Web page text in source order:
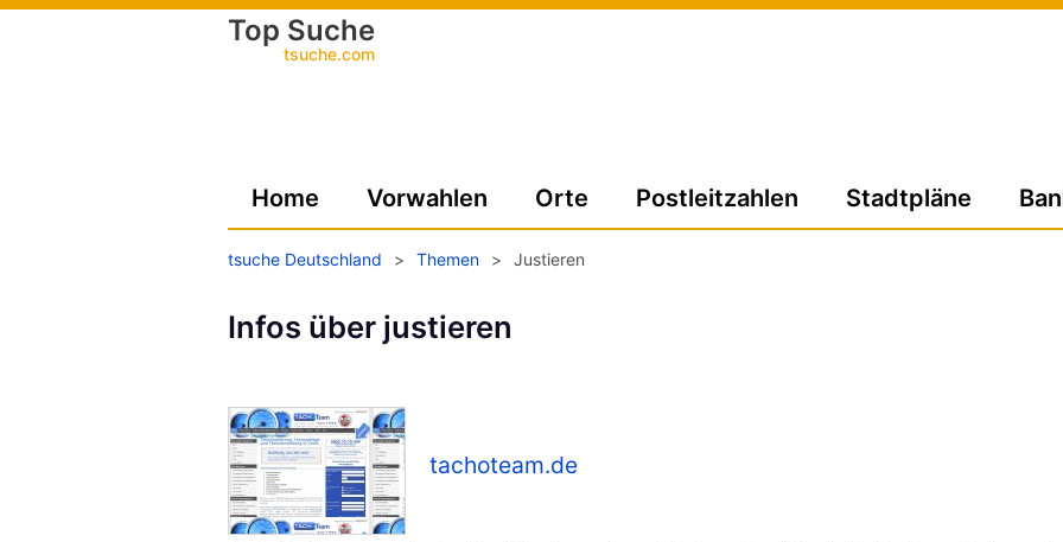
Top Suche
tsuche.com
Home Vorwahlen Orte Postleitzahlen Stadtpläne
tsuche Deutschland > Themen > Justieren
Infos über justieren
tachoteam.de